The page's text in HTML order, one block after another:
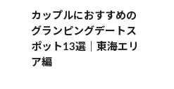
カップルにおすすめの
グランピングデートス
ポット13選｜東海エリ
ア編